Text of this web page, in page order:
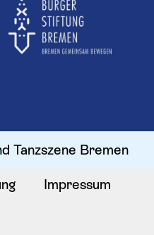
Tanzszene Bremen
Impressum